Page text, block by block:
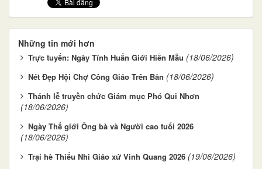
Những tin mới hơn
Trực tuyến: Ngày Tĩnh Huấn Giới Hiền Mẫu (18/06/2026)
Nét Đẹp Hội Chợ Công Giáo Trên Bản (18/06/2026)
Thánh lễ truyền chức Giám mục Phó Qui Nhơn
(18/06/2026)
Ngày Thế giới Ông bà và Người cao tuổi 2026
(18/06/2026)
Trại hè Thiếu Nhi Giáo xứ Vinh Quang 2026 (19/06/2026)